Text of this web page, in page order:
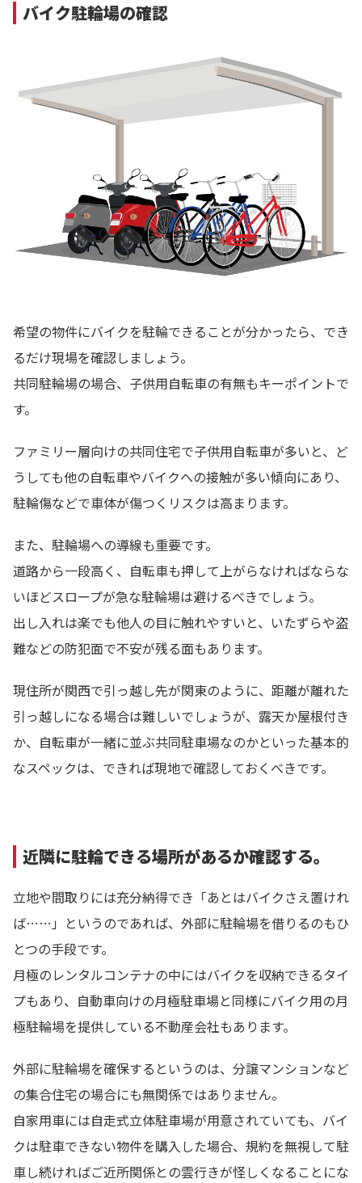
バイク駐輪場の確認
希望の物件にバイクを駐輪できることが分かったら、でき
るだけ現場を確認しましょう。
共同駐輪場の場合、子供用自転車の有無もキーポイントで
す。
ファミリー層向けの共同住宅で子供用自転車が多いと、ど
うしても他の自転車やバイクへの接触が多い傾向にあり、
駐輪傷などで車体が傷つくリスクは高まります。
また、駐輪場への導線も重要です。
道路から一段高く、自転車も押して上がらなければならな
いほどスロープが急な駐輪場は避けるべきでしょう。
出し入れは楽でも他人の目に触れやすいと、いたずらや盗
難などの防犯面で不安が残る面もあります。
現住所が関西で引っ越し先が関東のように、距離が離れた
引っ越しになる場合は難しいでしょうが、露天か屋根付き
か、自転車が一緒に並ぶ共同駐車場なのかといった基本的
なスペックは、できれば現地で確認しておくべきです。
近隣に駐輪できる場所があるか確認する。
立地や間取りには充分納得でき「あとはバイクさえ置けれ
ば……」というのであれば、外部に駐輪場を借りるのもひ
とつの手段です。
月極のレンタルコンテナの中にはバイクを収納できるタイ
プもあり、自動車向けの月極駐車場と同様にバイク用の月
極駐輪場を提供している不動産会社もあります。
外部に駐輪場を確保するというのは、分譲マンションなど
の集合住宅の場合にも無関係ではありません。
自家用車には自走式立体駐車場が用意されていても、バイ
クは駐車できない物件を購入した場合、規約を無視して駐
車し続ければご近所関係との雲行きが怪しくなることにな